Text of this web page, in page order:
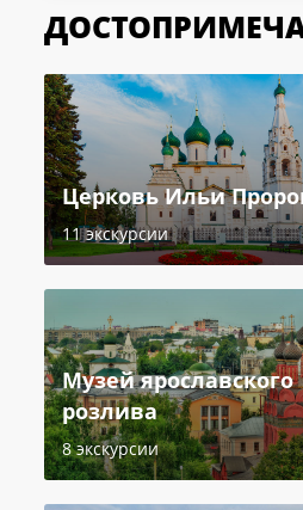
Церковь Ильи
11 экскурсии
Музей ярославского
розлива
8 экскурсии